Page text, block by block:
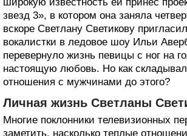
звезд 3», в котором она заняла
вскоре Светлану Светикову
вокалистки в ледовое шоу Ильи
перевернуло жизнь певицы с ног на
настоящую любовь. Но как
отношения с мужчинами до этого?
Личная жизнь Светланы
Многие поклонники телевизионных
заметить, насколько теплые